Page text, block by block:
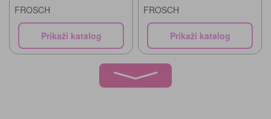
FROSCH
Prikaži katalog
FROSCH
Prikaži katalog